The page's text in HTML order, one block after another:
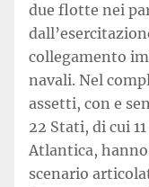
due flotte nei
collegamento
navali. Nel
assetti, con e
22 Stati, di cui
Atlantica,
scenario